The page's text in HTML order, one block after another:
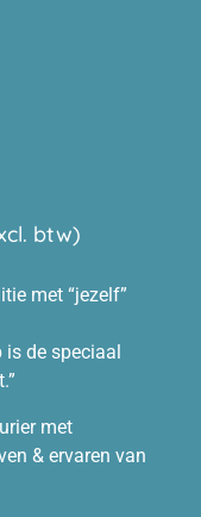
btw)
met “jezelf”
de speciaal
met
& ervaren van